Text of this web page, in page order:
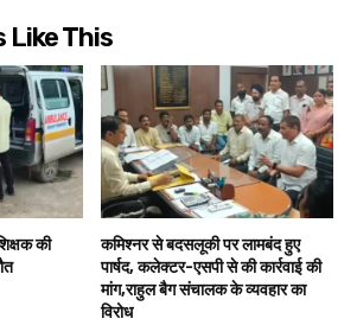
Like This
की
कमिश्नर से बदसलूकी पर लामबंद हुए
पार्षद, कलेक्टर-एसपी से की कार्रवाई की
मांग,राहुल बैग संचालक के व्यवहार का
विरोध